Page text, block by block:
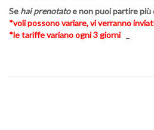
Se hai prenotatoe non puoi partire più
*voli possono variare, vi verranno
*le tariffe variano ogni 3 giorni